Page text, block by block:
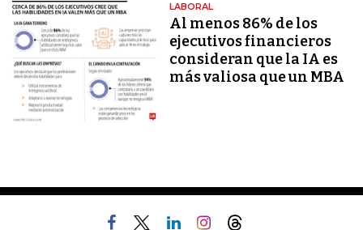
LABORAL
Al menos 86% de los
ejecutivos financieros
consideran que la IA es
más valiosa que un MBA